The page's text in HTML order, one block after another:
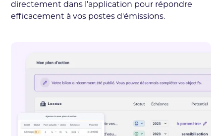
directement dans l’application pour répondre
efficacement à vos postes d'émissions.